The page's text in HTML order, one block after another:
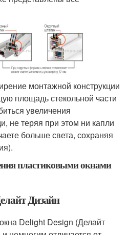
монтажной конструкции
площадь стекольной части
увеличения
не теряя при этом ни капли
больше света, сохраняя
пластиковыми окнами
Дизайн
Delight Design (Делайт